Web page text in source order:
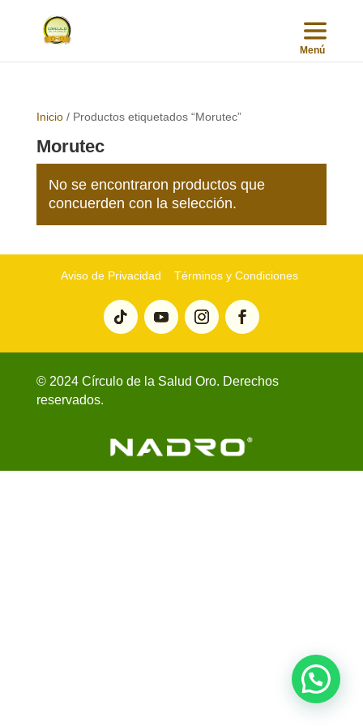
Inicio/ Productos etiquetados “Morutec”
Morutec
No se encontraron productos que
concuerden con la selección.
Aviso de Privacidad Términos y Condiciones
© 2024 Círculo de la Salud Oro. Derechos
reservados.